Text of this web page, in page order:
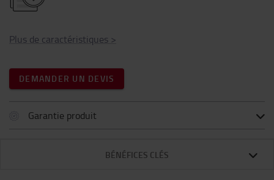
Plus de caractéristiques >
DEMANDER UN DEVIS
Garantie produit
BÉNÉFICES CLÉS